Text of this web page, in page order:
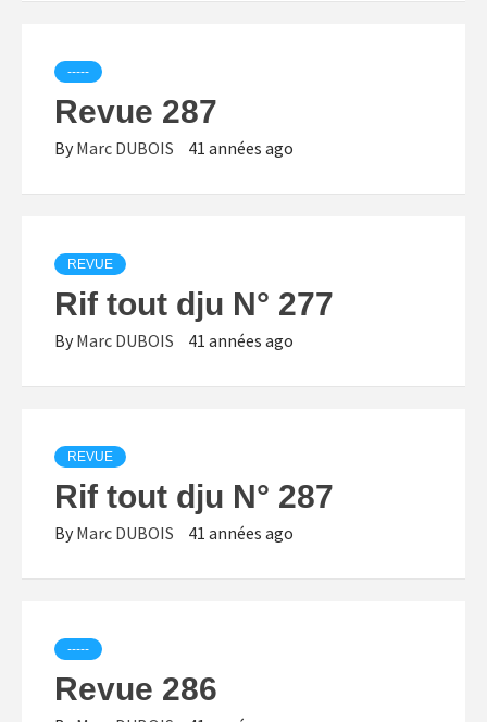
-----
Revue 287
By Marc DUBOIS 41 années ago
REVUE
Rif tout dju N° 277
By Marc DUBOIS 41 années ago
REVUE
Rif tout dju N° 287
By Marc DUBOIS 41 années ago
-----
Revue 286